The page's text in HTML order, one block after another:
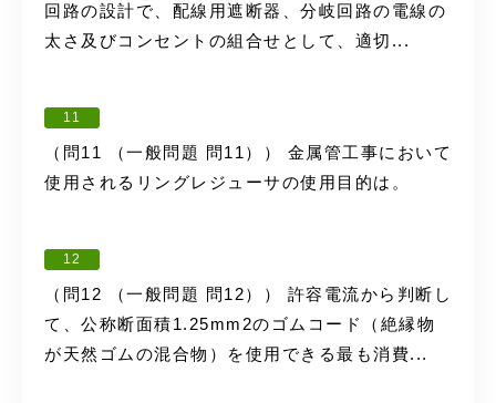
回路の設計で、配線用遮断器、分岐回路の電線の
太さ及びコンセントの組合せとして、適切...
11
（問11 （一般問題 問11）） 金属管工事において
使用されるリングレジューサの使用目的は。
12
（問12 （一般問題 問12）） 許容電流から判断し
て、公称断面積1.25mm2のゴムコード（絶縁物
が天然ゴムの混合物）を使用できる最も消費...